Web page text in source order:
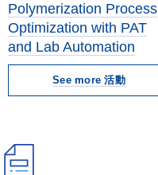
Polymerization Process
Optimization with PAT
and Lab Automation
See more 活動